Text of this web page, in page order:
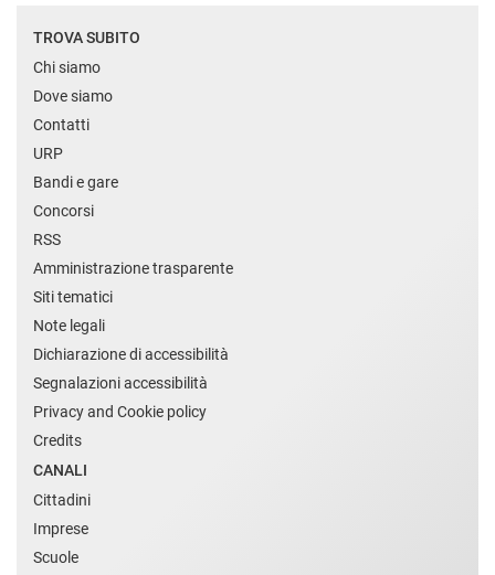
TROVA SUBITO
Chi siamo
Dove siamo
Contatti
URP
Bandi e gare
Concorsi
RSS
Amministrazione trasparente
Siti tematici
Note legali
Dichiarazione di accessibilità
Segnalazioni accessibilità
Privacy and Cookie policy
Credits
CANALI
Cittadini
Imprese
Scuole